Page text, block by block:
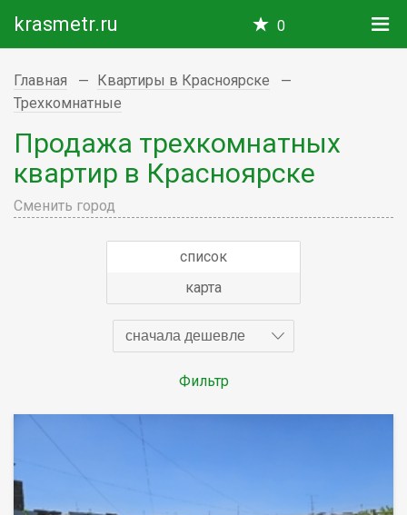
krasmetr.ru 0
Главная
Квартиры в Красноярске
Трехкомнатные
Продажа трехкомнатных
квартир в Красноярске
Сменить город
список
карта
сначала дешевле
Фильтр